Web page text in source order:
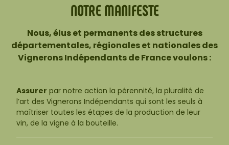
NOTRE MANIFESTE
Nous, élus et permanents des structures
départementales, régionales et nationales des
Vignerons Indépendants de France voulons :
Assurer par notre action la pérennité, la pluralité de
l’art des Vignerons Indépendants qui sont les seuls à
maîtriser toutes les étapes de la production de leur
vin, de la vigne à la bouteille.